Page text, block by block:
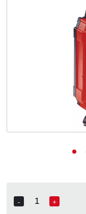
-
Quantity
+